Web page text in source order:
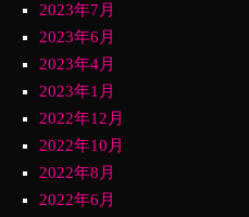
2023年7月
2023年6月
2023年4月
2023年1月
2022年12月
2022年10月
2022年8月
2022年6月